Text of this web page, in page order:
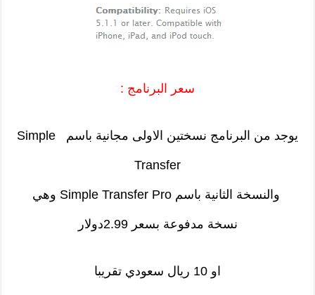
سعر البرنامج :
يوجد من البرنامج نسختين الاولى مجانية باسم Simple
Transfer
والنسخة الثانية باسم Simple Transfer Pro وهي
نسخة مدفوعة بسعر 2.99دولار
او 10 ريال سعودي تقريبا